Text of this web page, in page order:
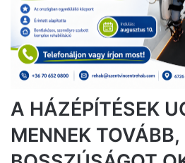
A HÁZÉPÍTÉSEK
MENNEK